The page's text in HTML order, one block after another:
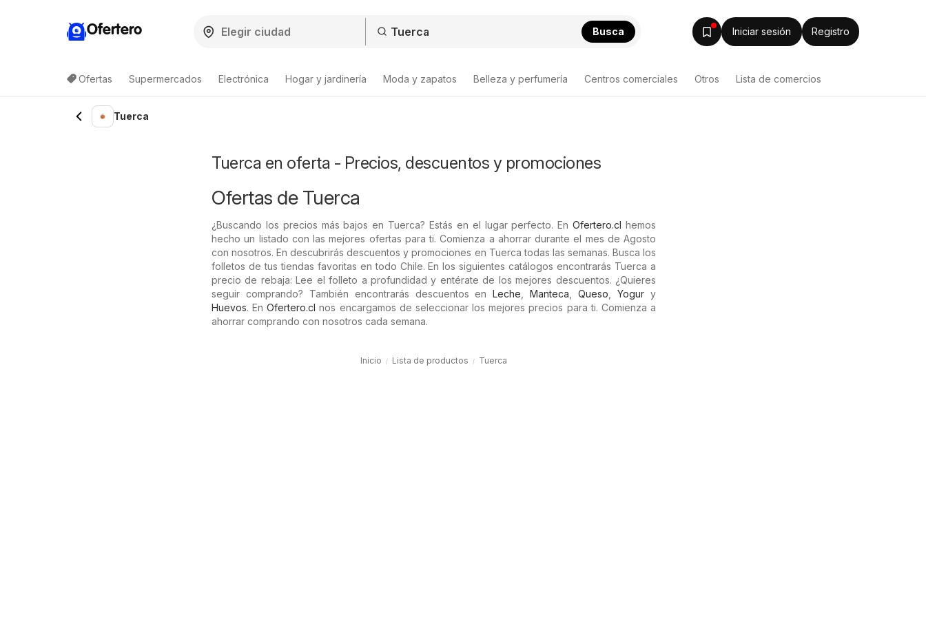
Ofertero Busca Iniciar sesión Registro
Ofertas Supermercados Electrónica Hogar y jardinería Moda y zapatos Belleza y perfumería Centros comerciales Otros Lista de comercios
Lista de productos
Tuerca
Tuerca en oferta - Precios, descuentos y promociones
Ofertas de Tuerca
¿Buscando los precios más bajos en Tuerca? Estás en el lugar perfecto. EnOfertero.cl hemos
hecho un listado con las mejores ofertas para ti. Comienza a ahorrar durante el mes de Agosto
con nosotros. En descubrirás descuentos y promociones en Tuerca todas las semanas. Busca los
folletos de tus tiendas favoritas en todo Chile. En los siguientes catálogos encontrarás Tuerca a
precio de rebaja: Lee el folleto a profundidad y entérate de los mejores descuentos. ¿Quieres
seguir comprando? También encontrarás descuentos enLeche ,Manteca ,Queso ,Yogur y
Huevos. EnOfertero.cl nos encargamos de seleccionar los mejores precios para ti. Comienza a
ahorrar comprando con nosotros cada semana.
Inicio Lista de productos Tuerca